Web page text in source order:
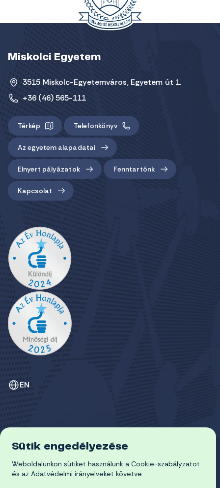
Miskolci Egyetem
3515 Miskolc-Egyetemváros, Egyetem út 1.
+36 (46) 565-111
Térkép Telefonkönyv
Az egyetem alapadatai
Elnyert pályázatok Fenntartónk
Kapcsolat
EN
© 2026 Miskolci Egyetem
ADATVÉDELEM
COOKIE-SZABÁLYZAT
Sütik engedélyezése
Weboldalunkon sütiket használunk a Cookie-szabályzatot
és az Adatvédelmi irányelveket követve.